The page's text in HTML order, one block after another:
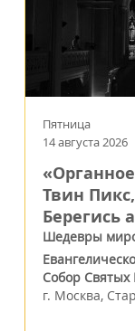
Пятница
14 августа 2026
Твин
Берегись
Шедевры
Собор
г. Москва,